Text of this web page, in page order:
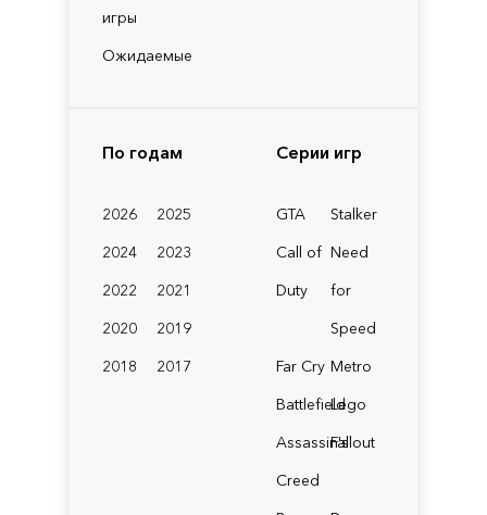
игры
Ожидаемые
По годам
2026
2025
2024
2023
2022
2021
2020
2019
2018
2017
Серии игр
GTA
Stalker
Call of
Duty
Need
for
Speed
Far Cry Metro
BattlefieldLego
Assassin's
Creed
Fallout